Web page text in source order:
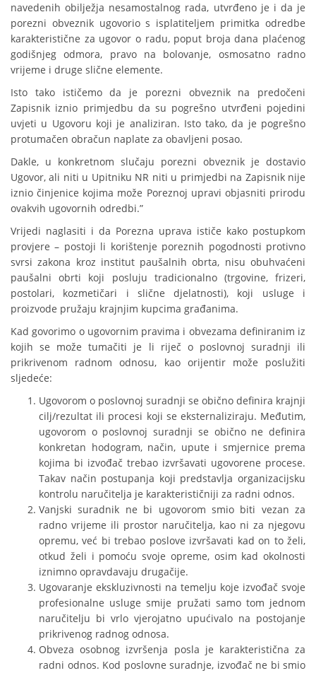
navedenih obilježja nesamostalnog rada, utvrđeno je i da je
porezni obveznik ugovorio s isplatiteljem primitka odredbe
karakteristične za ugovor o radu, poput broja dana plaćenog
godišnjeg odmora, pravo na bolovanje, osmosatno radno
vrijeme i druge slične elemente.
Isto tako ističemo da je porezni obveznik na predočeni
Zapisnik iznio primjedbu da su pogrešno utvrđeni pojedini
uvjeti u Ugovoru koji je analiziran. Isto tako, da je pogrešno
protumačen obračun naplate za obavljeni posao.
Dakle, u konkretnom slučaju porezni obveznik je dostavio
Ugovor, ali niti u Upitniku NR niti u primjedbi na Zapisnik nije
iznio činjenice kojima može Poreznoj upravi objasniti prirodu
ovakvih ugovornih odredbi.”
Vrijedi naglasiti i da Porezna uprava ističe kako postupkom
provjere – postoji li korištenje poreznih pogodnosti protivno
svrsi zakona kroz institut paušalnih obrta, nisu obuhvaćeni
paušalni obrti koji posluju tradicionalno (trgovine, frizeri,
postolari, kozmetičari i slične djelatnosti), koji usluge i
proizvode pružaju krajnjim kupcima građanima.
Kad govorimo o ugovornim pravima i obvezama definiranim iz
kojih se može tumačiti je li riječ o poslovnoj suradnji ili
prikrivenom radnom odnosu, kao orijentir može poslužiti
sljedeće:
Ugovorom o poslovnoj suradnji se obično definira krajnji
cilj/rezultat ili procesi koji se eksternaliziraju. Međutim,
ugovorom o poslovnoj suradnji se obično ne definira
konkretan hodogram, način, upute i smjernice prema
kojima bi izvođač trebao izvršavati ugovorene procese.
Takav način postupanja koji predstavlja organizacijsku
kontrolu naručitelja je karakterističniji za radni odnos.
Vanjski suradnik ne bi ugovorom smio biti vezan za
radno vrijeme ili prostor naručitelja, kao ni za njegovu
opremu, već bi trebao poslove izvršavati kad on to želi,
otkud želi i pomoću svoje opreme, osim kad okolnosti
iznimno opravdavaju drugačije.
Ugovaranje ekskluzivnosti na temelju koje izvođač svoje
profesionalne usluge smije pružati samo tom jednom
naručitelju bi vrlo vjerojatno upućivalo na postojanje
prikrivenog radnog odnosa.
Obveza osobnog izvršenja posla je karakteristična za
radni odnos. Kod poslovne suradnje, izvođač ne bi smio